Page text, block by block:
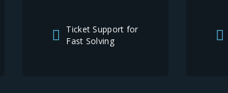
Ticket Support for
Fast Solving